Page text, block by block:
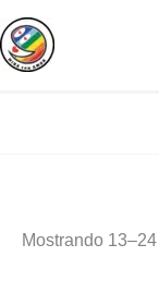
al
contenido
Mostrando